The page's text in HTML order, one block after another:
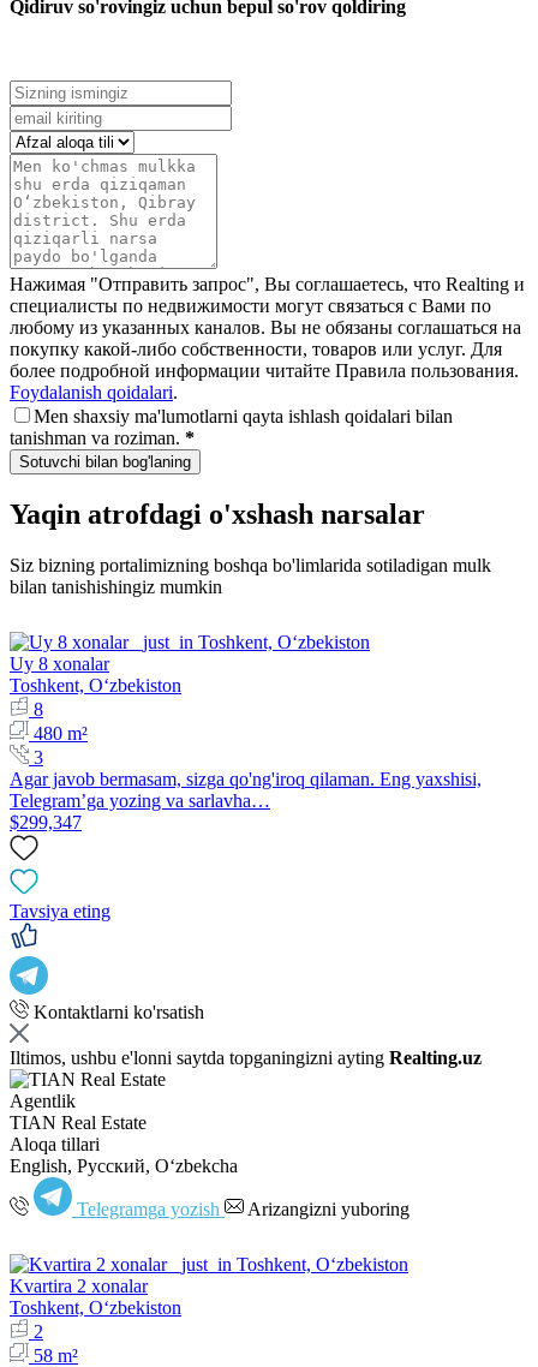
Qidiruv so'rovingiz uchun bepul so'rov qoldiring
Нажимая "Отправить запрос", Вы соглашаетесь, что Realting и
специалисты по недвижимости могут связаться с Вами по
любому из указанных каналов. Вы не обязаны соглашаться на
покупку какой-либо собственности, товаров или услуг. Для
более подробной информации читайте Правила пользования.
Foydalanish qoidalari.
Men shaxsiy ma'lumotlarni qayta ishlash qoidalari bilan
tanishman va roziman. *
Sotuvchi bilan bog'laning
Yaqin atrofdagi o'xshash narsalar
Siz bizning portalimizning boshqa bo'limlarida sotiladigan mulk
bilan tanishishingiz mumkin
Uy 8 xonalar
Toshkent, Oʻzbekiston
8
480 m²
3
Agar javob bermasam, sizga qo'ng'iroq qilaman. Eng yaxshisi,
Telegram’ga yozing va sarlavha…
$299,347
Tavsiya eting
Kontaktlarni ko'rsatish
Iltimos, ushbu e'lonni saytda topganingizni ayting Realting.uz
Agentlik
TIAN Real Estate
Aloqa tillari
English, Русский, Oʻzbekcha
Telegramga yozish Arizangizni yuboring
Kvartira 2 xonalar
Toshkent, Oʻzbekiston
2
58 m²